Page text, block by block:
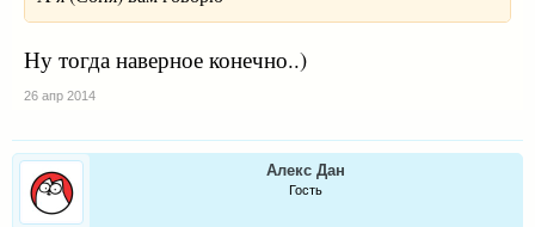
Ну тогда наверное конечно..)
26 апр 2014
Алекс Дан
Гость